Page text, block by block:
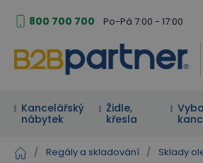
800 700 700 Po-Pá 7:00 - 17:00
Kancelářský
nábytek
Židle,
křesla
/ Regály a skladování / Sklady